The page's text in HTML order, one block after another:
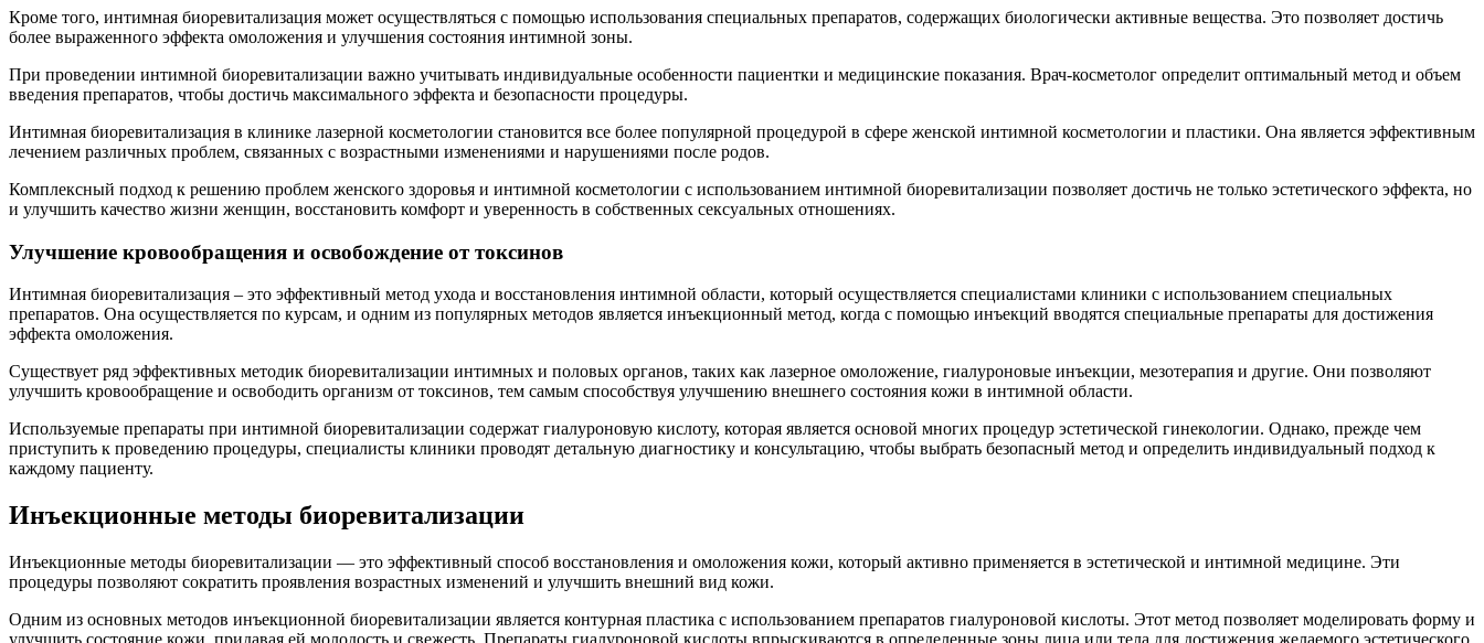
Кроме того, интимная биоревитализация может осуществляться с помощью использования специальных препаратов, содержащих биологически активные вещества. Это позволяет достичь
более выраженного эффекта омоложения и улучшения состояния интимной зоны.
При проведении интимной биоревитализации важно учитывать индивидуальные особенности пациентки и медицинские показания. Врач-косметолог определит оптимальный метод и объем
введения препаратов, чтобы достичь максимального эффекта и безопасности процедуры.
Интимная биоревитализация в клинике лазерной косметологии становится все более популярной процедурой в сфере женской интимной косметологии и пластики. Она является эффективным
лечением различных проблем, связанных с возрастными изменениями и нарушениями после родов.
Комплексный подход к решению проблем женского здоровья и интимной косметологии с использованием интимной биоревитализации позволяет достичь не только эстетического эффекта, но
и улучшить качество жизни женщин, восстановить комфорт и уверенность в собственных сексуальных отношениях.
Улучшение кровообращения и освобождение от токсинов
Интимная биоревитализация – это эффективный метод ухода и восстановления интимной области, который осуществляется специалистами клиники с использованием специальных
препаратов. Она осуществляется по курсам, и одним из популярных методов является инъекционный метод, когда с помощью инъекций вводятся специальные препараты для достижения
эффекта омоложения.
Существует ряд эффективных методик биоревитализации интимных и половых органов, таких как лазерное омоложение, гиалуроновые инъекции, мезотерапия и другие. Они позволяют
улучшить кровообращение и освободить организм от токсинов, тем самым способствуя улучшению внешнего состояния кожи в интимной области.
Используемые препараты при интимной биоревитализации содержат гиалуроновую кислоту, которая является основой многих процедур эстетической гинекологии. Однако, прежде чем
приступить к проведению процедуры, специалисты клиники проводят детальную диагностику и консультацию, чтобы выбрать безопасный метод и определить индивидуальный подход к
каждому пациенту.
Инъекционные методы биоревитализации
Инъекционные методы биоревитализации — это эффективный способ восстановления и омоложения кожи, который активно применяется в эстетической и интимной медицине. Эти
процедуры позволяют сократить проявления возрастных изменений и улучшить внешний вид кожи.
Одним из основных методов инъекционной биоревитализации является контурная пластика с использованием препаратов гиалуроновой кислоты. Этот метод позволяет моделировать форму и
улучшить состояние кожи, придавая ей молодость и свежесть. Препараты гиалуроновой кислоты впрыскиваются в определенные зоны лица или тела для достижения желаемого эстетического